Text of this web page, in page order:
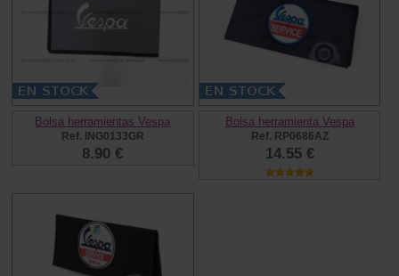
Bolsa herramientas Vespa
Ref. ING0133GR
8.90 €
Bolsa herramienta Vespa
Ref. RP0686AZ
14.55 €